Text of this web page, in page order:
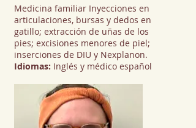
Medicina familiar Inyecciones en
articulaciones, bursas y dedos en
gatillo; extracción de uñas de los
pies; excisiones menores de piel;
inserciones de DIU y Nexplanon.
Idiomas: Inglés y médico español